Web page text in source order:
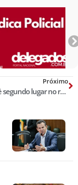
Próximo
Roraima é segundo lugar no ranking brasileiro em conclusão de inquéritos!